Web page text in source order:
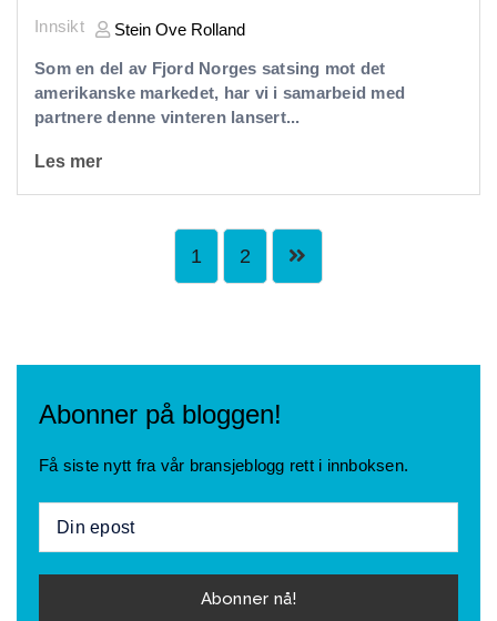
Innsikt Stein Ove Rolland
Som en del av Fjord Norges satsing mot det
amerikanske markedet, har vi i samarbeid med
partnere denne vinteren lansert...
Les mer
1 2
Abonner på bloggen!
Få siste nytt fra vår bransjeblogg rett i innboksen.